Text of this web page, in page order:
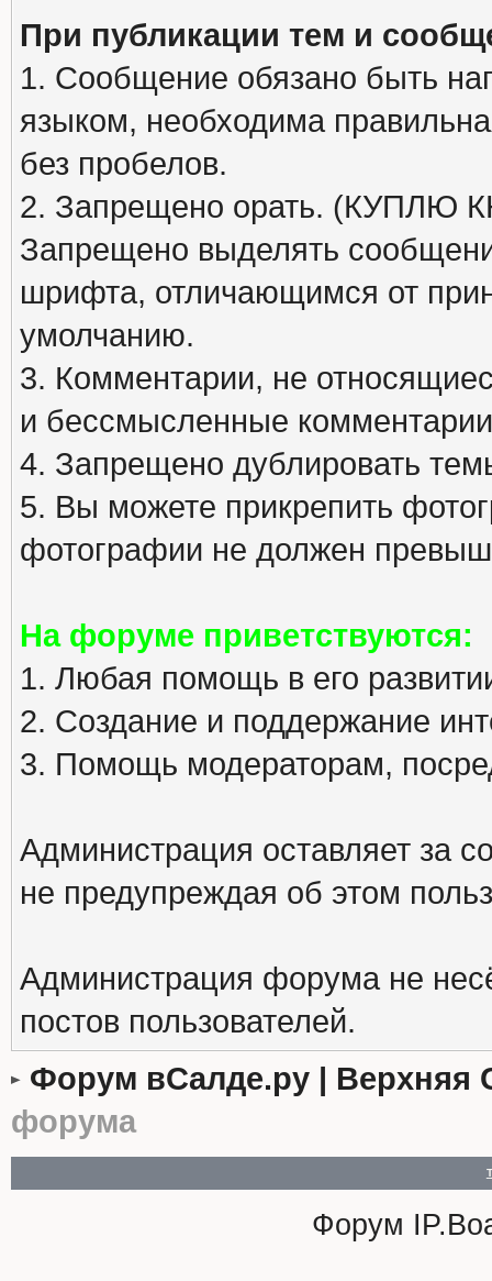
При публикации тем и
1. Сообщение обязано быть
языком, необходима
без пробелов.
2. Запрещено орать. (КУПЛЮ
Запрещено выделять
шрифта, отличающимся от
умолчанию.
3. Комментарии, не
и бессмысленные
4. Запрещено дублировать
5. Вы можете прикрепить
фотографии не должен
На форуме приветствуются:
1. Любая помощь в его
2. Создание и поддержание
3. Помощь модераторам,
Администрация оставляет за
не предупреждая об этом
Администрация форума не
постов пользователей.
Форум вСалде.ру | Верхняя
форума
Форум